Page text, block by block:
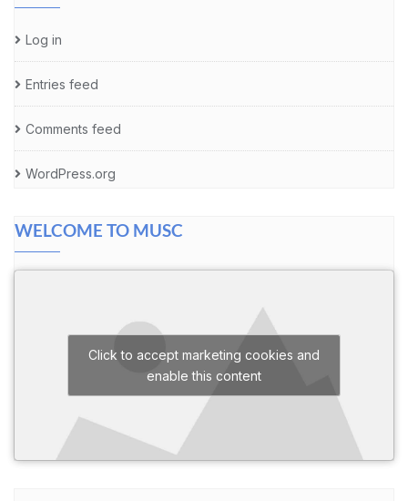
Log in
Entries feed
Comments feed
WordPress.org
WELCOME TO MUSC
Click to accept marketing cookies and
enable this content